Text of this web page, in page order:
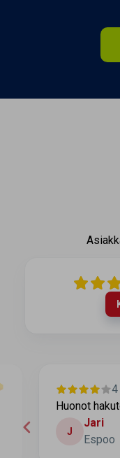
4
Huonot
J
Jari
Espoo